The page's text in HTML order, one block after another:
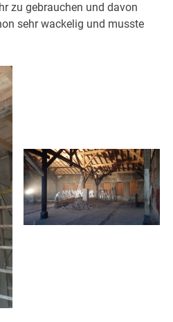
zu gebrauchen und davon
sehr wackelig und musste